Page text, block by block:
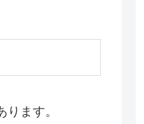
ます。